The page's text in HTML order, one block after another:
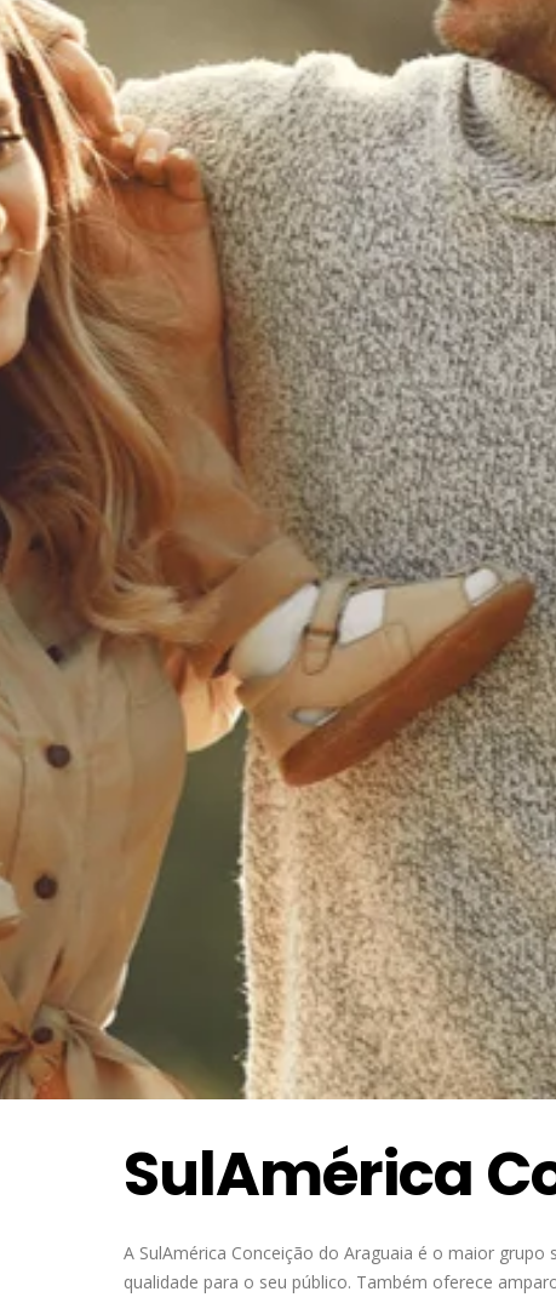
SulAmérica
A SulAmérica Conceição do Araguaia é o maior
qualidade para o seu público. Também oferece